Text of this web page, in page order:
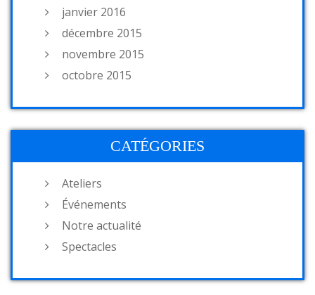
janvier 2016
décembre 2015
novembre 2015
octobre 2015
CATÉGORIES
Ateliers
Événements
Notre actualité
Spectacles